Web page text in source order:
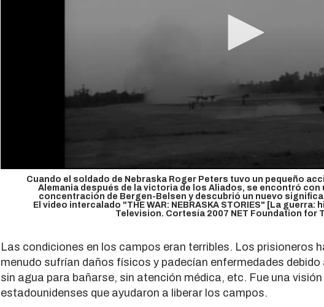
Cuando el soldado de Nebraska Roger Peters tuvo un pequeño
Alemania después de la victoria de los Aliados, se encontró con
concentración de Bergen-Belsen y descubrió un nuevo
El video intercalado "THE WAR: NEBRASKA STORIES" [La guerra:
Television. Cortesía 2007 NET Foundation for
Las condiciones en los campos eran terribles. Los prisioneros
menudo sufrían daños físicos y padecían enfermedades
sin agua para bañarse, sin atención médica, etc. Fue una
estadounidenses que ayudaron a liberar los campos.